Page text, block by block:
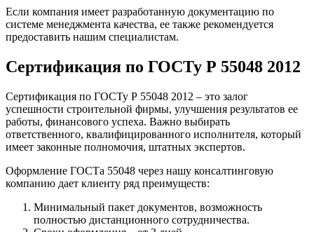
Если компания имеет разработанную документацию по
системе менеджмента качества, ее также рекомендуется
предоставить нашим специалистам.
Сертификация по ГОСТу Р 55048 2012
Сертификация по ГОСТу Р 55048 2012 – это залог
успешности строительной фирмы, улучшения результатов ее
работы, финансового успеха. Важно выбирать
ответственного, квалифицированного исполнителя, который
имеет законные полномочия, штатных экспертов.
Оформление ГОСТа 55048 через нашу консалтинговую
компанию дает клиенту ряд преимуществ:
Минимальный пакет документов, возможность
полностью дистанционного сотрудничества.